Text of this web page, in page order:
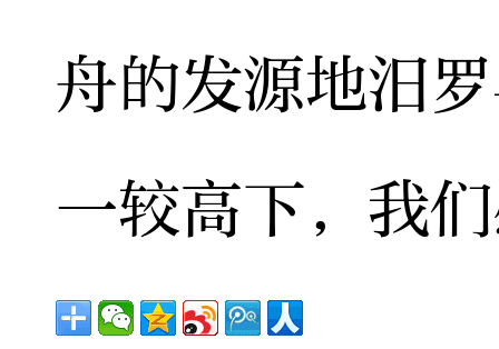
舟的发源地汨
一较高下，我